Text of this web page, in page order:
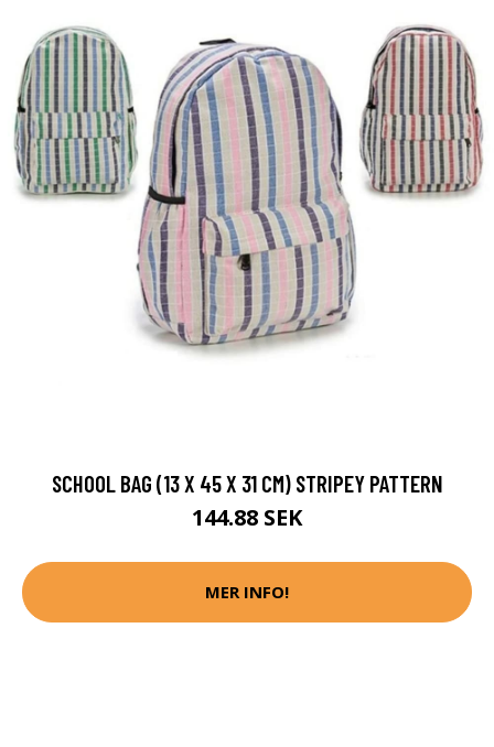
SCHOOL BAG (13 X 45 X 31 CM) STRIPEY PATTERN
144.88 SEK
MER INFO!